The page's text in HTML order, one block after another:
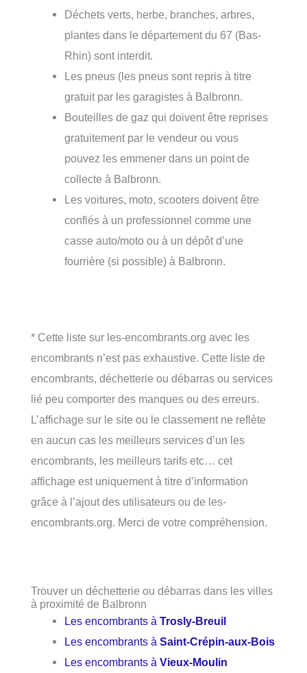
Déchets verts, herbe, branches, arbres,
plantes dans le département du 67 (Bas-
Rhin) sont interdit.
Les pneus (les pneus sont repris à titre
gratuit par les garagistes à Balbronn.
Bouteilles de gaz qui doivent être reprises
gratuitement par le vendeur ou vous
pouvez les emmener dans un point de
collecte à Balbronn.
Les voitures, moto, scooters doivent être
confiés à un professionnel comme une
casse auto/moto ou à un dépôt d’une
fourrière (si possible) à Balbronn.
* Cette liste sur les-encombrants.org avec les
encombrants n’est pas exhaustive. Cette liste de
encombrants, déchetterie ou débarras ou services
lié peu comporter des manques ou des erreurs.
L’affichage sur le site ou le classement ne reflète
en aucun cas les meilleurs services d’un les
encombrants, les meilleurs tarifs etc… cet
affichage est uniquement à titre d’information
grâce à l’ajout des utilisateurs ou de les-
encombrants.org. Merci de votre compréhension.
Trouver un déchetterie ou débarras dans les villes
à proximité de Balbronn
Les encombrants àTrosly-Breuil
Les encombrants àSaint-Crépin-aux-Bois
Les encombrants àVieux-Moulin